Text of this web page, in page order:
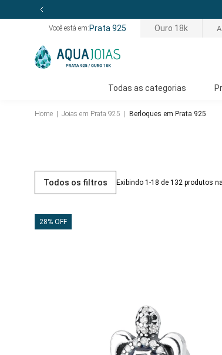
Você está em: Prata 925 Ouro 18k
Todas as categorias
Home | Joias em Prata 925 | Berloques em Prata 925
Todos os filtros Exibindo 1-18 de 132 produtos
28% OFF